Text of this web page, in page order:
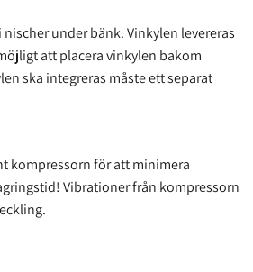
under bänk. Vinkylen levereras
att placera vinkylen bakom
ska integreras måste ett separat
kompressorn för att minimera
Vibrationer från kompressorn